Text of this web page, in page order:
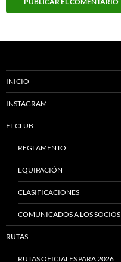
INICIO
INSTAGRAM
EL CLUB
REGLAMENTO
EQUIPACIÓN
CLASIFICACIONES
COMUNICADOS A LOS SOCIOS
RUTAS
RUTAS OFICIALES PARA 2026